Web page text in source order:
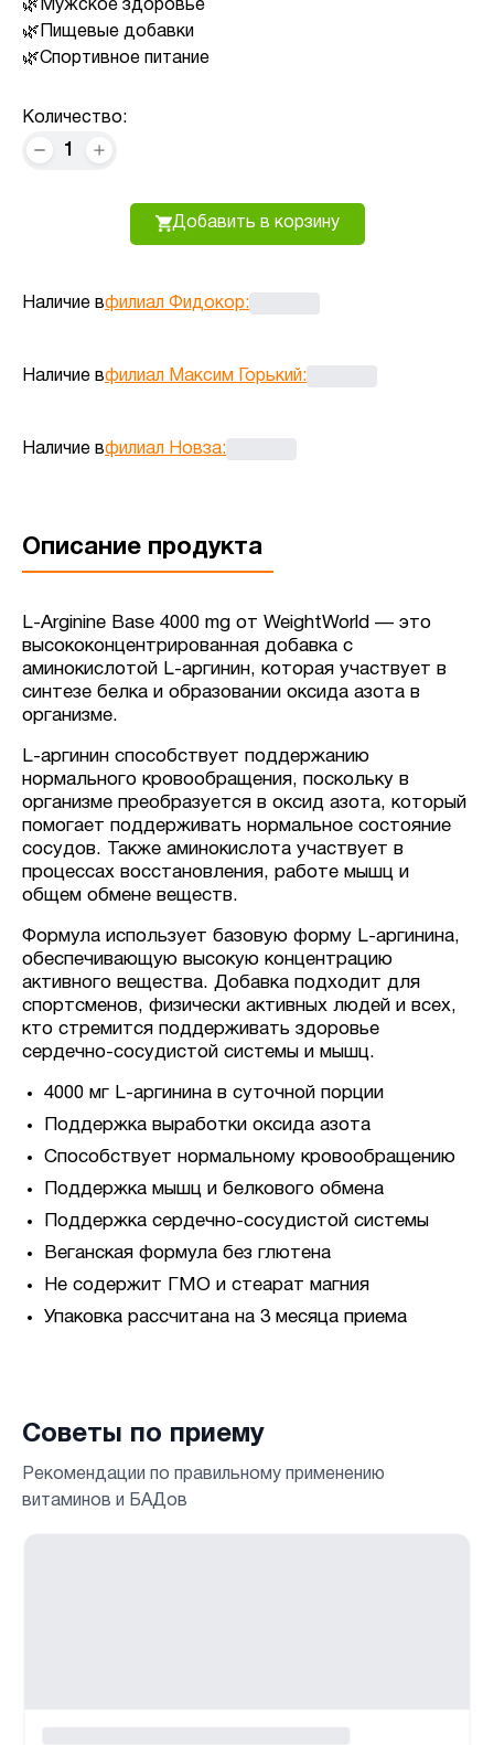
Мужское здоровье
Пищевые добавки
Спортивное питание
Количество:
1
Добавить в корзину
Наличие вфилиал Фидокор:
Наличие вфилиал Максим Горький:
Наличие вфилиал Новза:
Описание продукта
L-Arginine Base 4000 mg от WeightWorld — это
высококонцентрированная добавка с
аминокислотой L-аргинин, которая участвует в
синтезе белка и образовании оксида азота в
организме.
L-аргинин способствует поддержанию
нормального кровообращения, поскольку в
организме преобразуется в оксид азота, который
помогает поддерживать нормальное состояние
сосудов. Также аминокислота участвует в
процессах восстановления, работе мышц и
общем обмене веществ.
Формула использует базовую форму L-аргинина,
обеспечивающую высокую концентрацию
активного вещества. Добавка подходит для
спортсменов, физически активных людей и всех,
кто стремится поддерживать здоровье
сердечно-сосудистой системы и мышц.
4000 мг L-аргинина в суточной порции
Поддержка выработки оксида азота
Способствует нормальному кровообращению
Поддержка мышц и белкового обмена
Поддержка сердечно-сосудистой системы
Веганская формула без глютена
Не содержит ГМО и стеарат магния
Упаковка рассчитана на 3 месяца приема
Советы по приему
Рекомендации по правильному применению
витаминов и БАДов